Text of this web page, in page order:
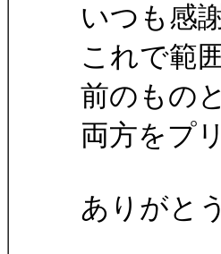
いつも感
これで範
前のもの
両方をプ
ありがと